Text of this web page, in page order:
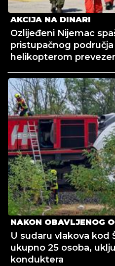
AKCIJA NA DINARI
Ozlijeđeni Nijemac
pristupačnog
helikopterom
NAKON OBAVLJENOG
U sudaru vlakova kod
ukupno 25 osoba,
konduktera